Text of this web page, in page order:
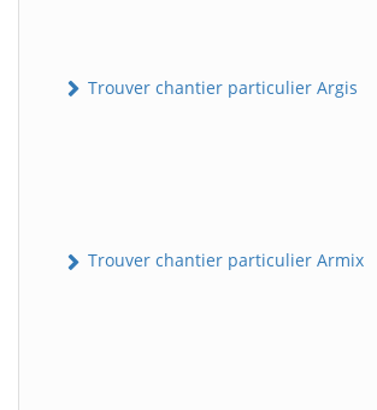
Trouver chantier particulier Argis
Trouver chantier particulier Armix